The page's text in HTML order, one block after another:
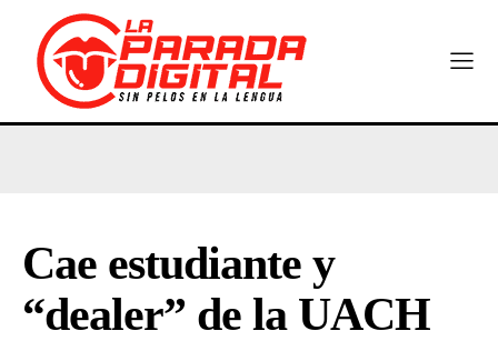
Cae estudiante y
“dealer” de la UACH